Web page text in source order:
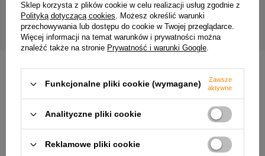
280,99 zł 5,99 zł
INNE PRODUKTY PRODUCENTA
Sklep korzysta z plików cookie w celu realizacji usług zgodnie z
Polityką dotyczącą cookies. Możesz określić warunki
przechowywania lub dostępu do cookie w Twojej przeglądarce.
Więcej informacji na temat warunków i prywatności można
znaleźć także na stronie Prywatność i warunki Google.
Funkcjonalne pliki cookie (wymagane)
Zawsze
aktywne
Analityczne pliki cookie
Reklamowe pliki cookie